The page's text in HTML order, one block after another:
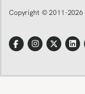
Copyright © 2011-2026